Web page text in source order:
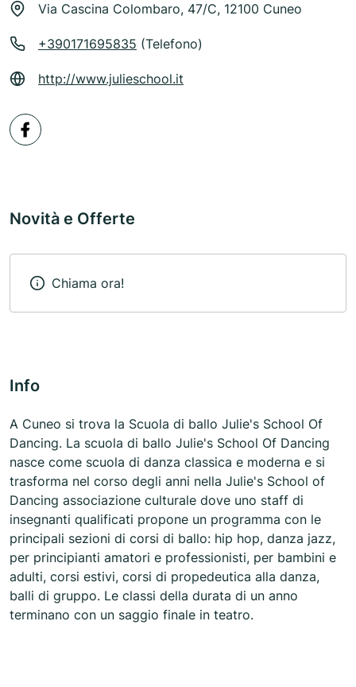
Via Cascina Colombaro, 47/C, 12100 Cuneo
+390171695835 (Telefono)
http://www.julieschool.it
Novità e Offerte
Chiama ora!
Info
A Cuneo si trova la Scuola di ballo Julie's School Of
Dancing. La scuola di ballo Julie's School Of Dancing
nasce come scuola di danza classica e moderna e si
trasforma nel corso degli anni nella Julie's School of
Dancing associazione culturale dove uno staff di
insegnanti qualificati propone un programma con le
principali sezioni di corsi di ballo: hip hop, danza jazz,
per principianti amatori e professionisti, per bambini e
adulti, corsi estivi, corsi di propedeutica alla danza,
balli di gruppo. Le classi della durata di un anno
terminano con un saggio finale in teatro.